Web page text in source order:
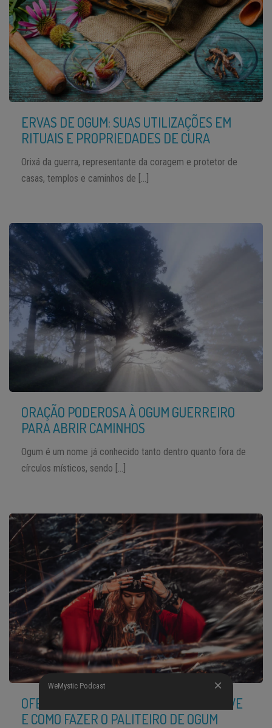
ERVAS DE OGUM: SUAS UTILIZAÇÕES EM
RITUAIS E PROPRIEDADES DE CURA
Orixá da guerra, representante da coragem e protetor de
casas, templos e caminhos de […]
ORAÇÃO PODEROSA À OGUM GUERREIRO
PARA ABRIR CAMINHOS
Ogum é um nome já conhecido tanto dentro quanto fora de
círculos místicos, sendo […]
OFERENDA PARA OGUM: PARA QUE SERVE
E COMO FAZER O PALITEIRO DE OGUM
WeMystic Podcast